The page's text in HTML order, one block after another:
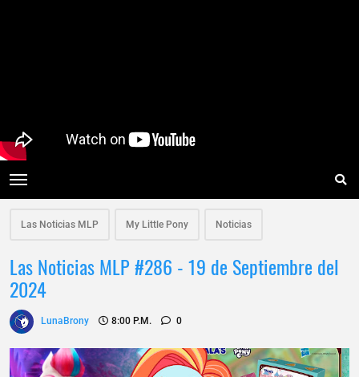
Las Noticias MLP My Little Pony Noticias
Las Noticias MLP #286 - 19 de Septiembre del
2024
LunaBrony 8:00 P.m. 0